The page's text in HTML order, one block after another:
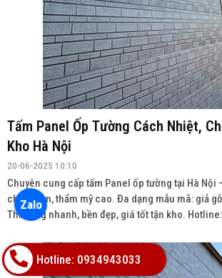
Tấm Panel Ốp Tường Cách Nhiệt,
Kho Hà Nội
20-06-2025 10:10
Chuyên cung cấp tấm Panel ốp tường tại Hà Nội
chống ẩm, thẩm mỹ cao. Đa dạng mẫu mã: giả
Thi công nhanh, bền đẹp, giá tốt tận kho.
Hotline: 0934943033
Zalo